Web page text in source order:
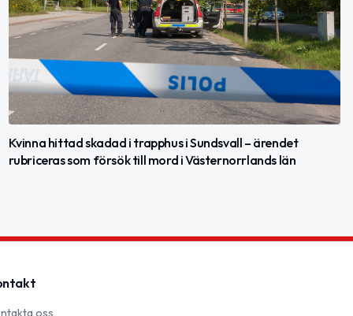
Kvinna hittad skadad i trapphus i Sundsvall – ärendet
rubriceras som försök till mord i Västernorrlands län
oss